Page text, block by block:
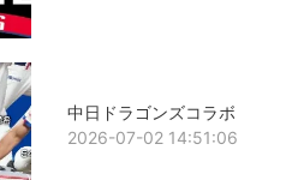
中日ドラゴンズコラボ
2026-07-02 14:51:06